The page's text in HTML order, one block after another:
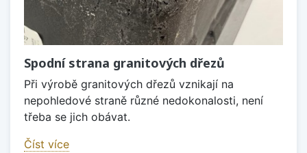
Spodní strana granitových dřezů
Při výrobě granitových dřezů vznikají na
nepohledové straně různé nedokonalosti, není
třeba se jich obávat.
Číst více